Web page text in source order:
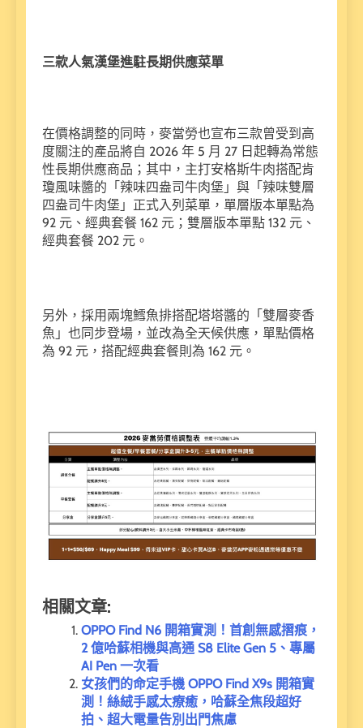
三款人氣漢堡進駐長期供應菜單
在價格調整的同時，麥當勞也宣布三款曾受到高
度關注的產品將自 2026 年 5 月 27 日起轉為常態
性長期供應商品；其中，主打安格斯牛肉搭配肯
瓊風味醬的「辣味四盎司牛肉堡」與「辣味雙層
四盎司牛肉堡」正式入列菜單，單層版本單點為
92 元、經典套餐 162 元；雙層版本單點 132 元、
經典套餐 202 元。
另外，採用兩塊鱈魚排搭配塔塔醬的「雙層麥香
魚」也同步登場，並改為全天候供應，單點價格
為 92 元，搭配經典套餐則為 162 元。
相關文章:
OPPO Find N6 開箱實測！首創無感摺痕，
2 億哈蘇相機與高通 S8 Elite Gen 5、專屬
AI Pen 一次看
女孩們的命定手機 OPPO Find X9s 開箱實
測！絲絨手感太療癒，哈蘇全焦段超好
拍、超大電量告別出門焦慮